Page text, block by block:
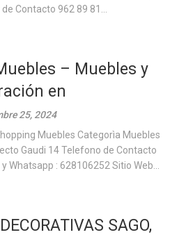
Contacto 962 89 81...
– Muebles y
en
25, 2024
Muebles Categorìa Muebles
Gaudi 14 Telefono de Contacto
Whatsapp : 628106252 Sitio Web...
SAGO,